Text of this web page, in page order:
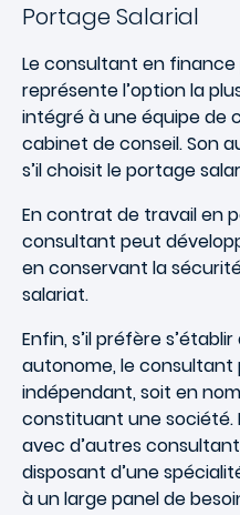
Portage Salarial
Le consultant en
représente l’option la
intégré à une équipe de
cabinet de conseil. Son
s’il choisit le portage
En contrat de travail en
consultant peut
en conservant la
salariat.
Enfin, s’il préfère
autonome, le
indépendant, soit en
constituant une société.
avec d’autres
disposant d’une
à un large panel de